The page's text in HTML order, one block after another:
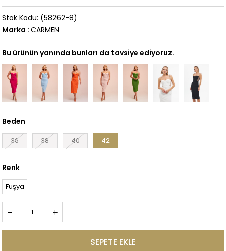
(58262-8)
Marka : CARMEN
Bu ürünün yanında bunları da tavsiye ediyoruz.
Beden
36 38 40 42
Renk
Fuşya